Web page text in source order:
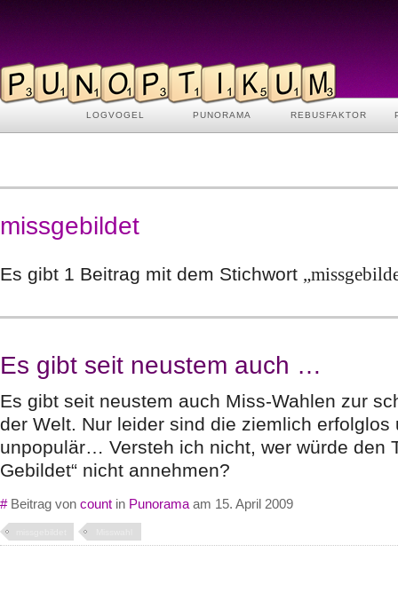
LOGVOGEL PUNORAMA REBUSFAKTOR
missgebildet
Es gibt 1 Beitrag mit dem Stichwort
Es gibt seit neustem auch …
Es gibt seit neustem auch Miss-Wahlen zur
der Welt. Nur leider sind die ziemlich erfolglos
unpopulär… Versteh ich nicht, wer würde den
Gebildet“ nicht annehmen?
#Beitrag von count in Punorama am 15. April 2009